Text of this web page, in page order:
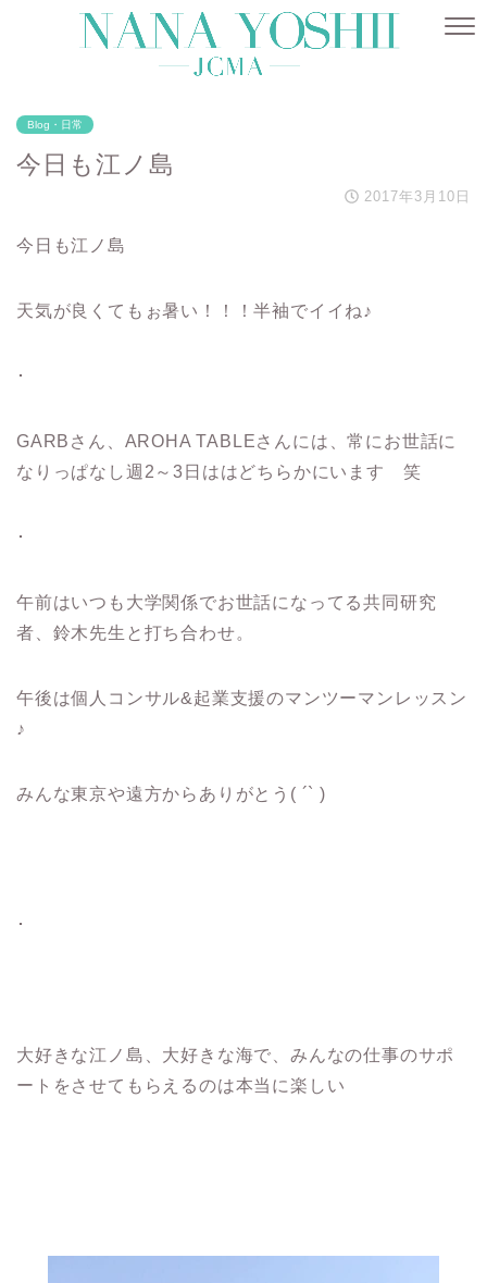
Blog・日常
今日も江ノ島
2017年3月10日
今日も江ノ島
天気が良くてもぉ暑い！！！半袖でイイね♪
･
GARBさん、AROHA TABLEさんには、常にお世話に
なりっぱなし週2～3日ははどちらかにいます 笑
･
午前はいつも大学関係でお世話になってる共同研究
者、鈴木先生と打ち合わせ。
午後は個人コンサル&起業支援のマンツーマンレッスン
♪
みんな東京や遠方からありがとう( ´` )
･
大好きな江ノ島、大好きな海で、みんなの仕事のサポ
ートをさせてもらえるのは本当に楽しい